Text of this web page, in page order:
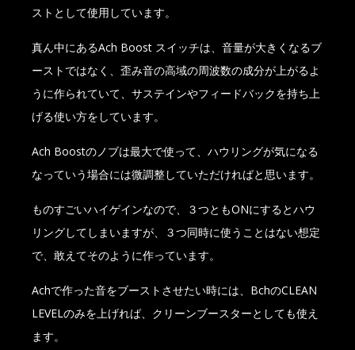
ストとして使用しています。
真ん中にあるAch Boost スイッチは、音量が大きくなるブ
ーストではなく、歪み音の高域の周波数の成分が上がるよ
うに作られていて、サステインやフィードバックを持ち上
げる使い方をしています。
Ach Boostのノブは最大で使って、ハウリングが気になる
なっていう場合には微調整していただければと思います。
ものすごいハイゲインなので、３つともONにするとハウ
リングしてしまいますが、３つ同時に使うことはない想定
で、敢えてそのように作っています。
Achで作った音をブーストさせたい時には、BchのCLEAN
LEVELのみを上げれば、クリーンブースターとしても使え
ます。